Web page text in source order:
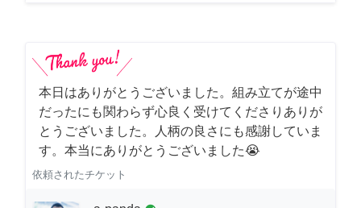
本日はありがとうございました。組み立てが途中
だったにも関わらず心良く受けてくださりありが
とうございました。人柄の良さにも感謝していま
す。本当にありがとうございました😭
依頼されたチケット